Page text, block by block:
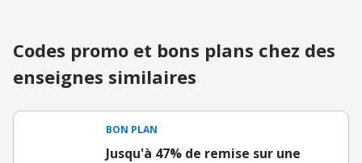
Codes promo et bons plans chez des
enseignes similaires
BON PLAN
Jusqu'à 47% de remise sur une